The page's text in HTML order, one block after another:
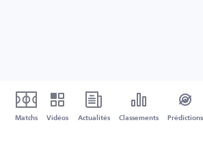
Matchs Vidéos Actualités Classements Prédictions